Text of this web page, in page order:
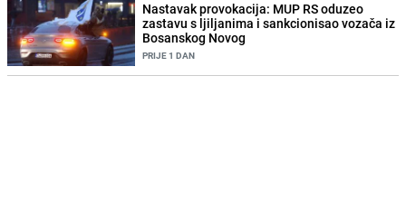
Nastavak provokacija: MUP RS oduzeo
zastavu s ljiljanima i sankcionisao vozača iz
Bosanskog Novog
PRIJE 1 DAN